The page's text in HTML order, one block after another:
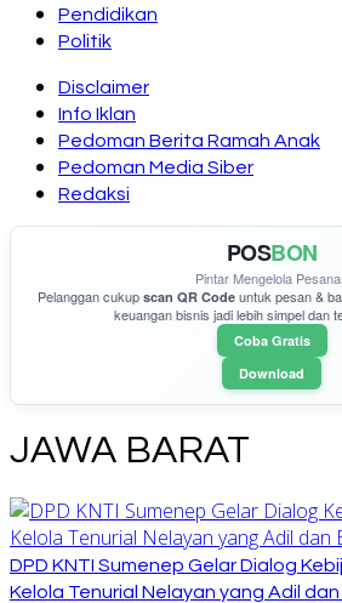
Pendidikan
Politik
Disclaimer
Info Iklan
Pedoman Berita Ramah Anak
Pedoman Media Siber
Redaksi
POSBON
Pintar Mengelola
Pelanggan cukup scan QR Codeuntuk pesan &
keuangan bisnis jadi lebih simpel dan
Coba Gratis
Download
JAWA BARAT
DPD KNTI Sumenep Gelar Dialog
Kelola Tenurial Nelayan yang Adil